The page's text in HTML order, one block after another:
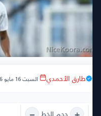
طارق الأحمدي السبت 16 مايو 2026